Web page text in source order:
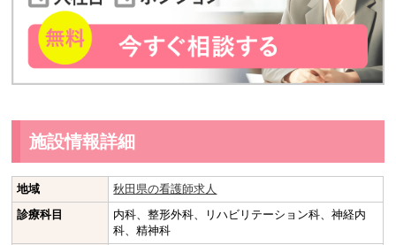
施設情報詳細
地域
秋田県の看護師求人
診療科目
内科、整形外科、リハビリテーション科、神経内
科、精神科